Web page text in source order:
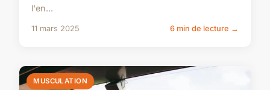
l'en...
11 mars 2025 6 min de lecture →
MUSCULATION